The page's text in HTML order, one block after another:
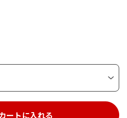
ートに入れる